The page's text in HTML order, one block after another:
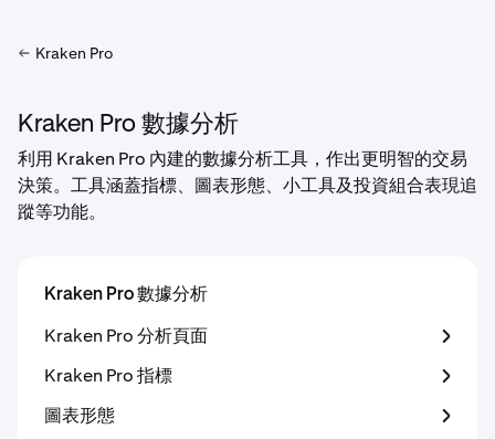
Kraken Pro
Kraken Pro 數據分析
利用 Kraken Pro 內建的數據分析工具，作出更明智的交易
決策。工具涵蓋指標、圖表形態、小工具及投資組合表現追
蹤等功能。
Kraken Pro 數據分析
Kraken Pro 分析頁面
Kraken Pro 指標
圖表形態